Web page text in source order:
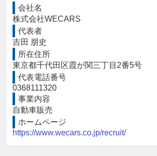
会社名
株式会社WECARS
代表者
吉田 朋史
所在住所
東京都千代田区霞が関三丁目2番5号
代表電話番号
0368111320
事業内容
自動車販売
ホームページ
https://www.wecars.co.jp/recruit/